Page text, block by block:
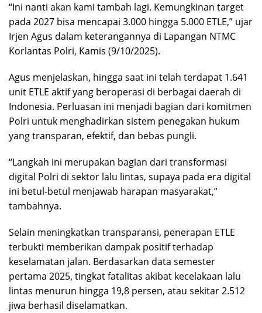
“Ini nanti akan kami tambah lagi. Kemungkinan target
pada 2027 bisa mencapai 3.000 hingga 5.000 ETLE,” ujar
Irjen Agus dalam keterangannya di Lapangan NTMC
Korlantas Polri, Kamis (9/10/2025).
Agus menjelaskan, hingga saat ini telah terdapat 1.641
unit ETLE aktif yang beroperasi di berbagai daerah di
Indonesia. Perluasan ini menjadi bagian dari komitmen
Polri untuk menghadirkan sistem penegakan hukum
yang transparan, efektif, dan bebas pungli.
“Langkah ini merupakan bagian dari transformasi
digital Polri di sektor lalu lintas, supaya pada era digital
ini betul-betul menjawab harapan masyarakat,”
tambahnya.
Selain meningkatkan transparansi, penerapan ETLE
terbukti memberikan dampak positif terhadap
keselamatan jalan. Berdasarkan data semester
pertama 2025, tingkat fatalitas akibat kecelakaan lalu
lintas menurun hingga 19,8 persen, atau sekitar 2.512
jiwa berhasil diselamatkan.